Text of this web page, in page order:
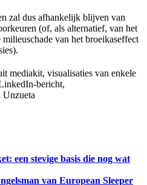
zal dus afhankelijk blijven van
(of, als alternatief, van het
van het broeikaseffect
mediakit, visualisaties van enkele
bericht,
Unzueta
een stevige basis die nog wat
van European Sleeper